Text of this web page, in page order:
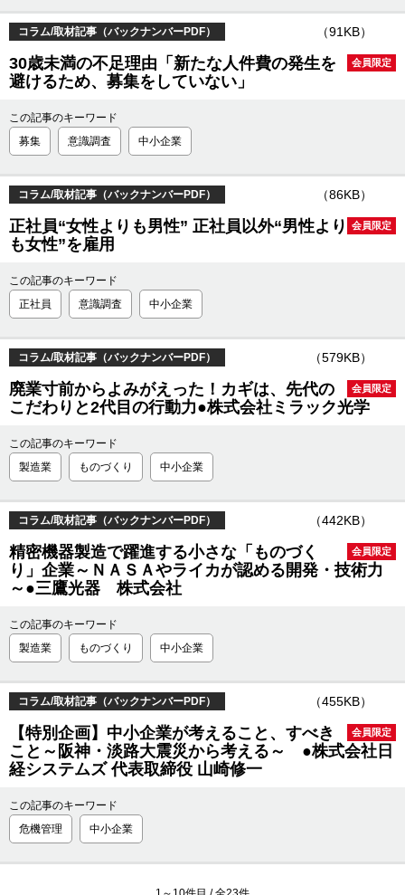
コラム/取材記事（バックナンバーPDF） （91KB）
会員限定
30歳未満の不足理由「新たな人件費の発生を
避けるため、募集をしていない」
この記事のキーワード
募集
意識調査 中小企業
コラム/取材記事（バックナンバーPDF） （86KB）
会員限定
正社員“女性よりも男性” 正社員以外“男性より
も女性”を雇用
この記事のキーワード
正社員
意識調査 中小企業
コラム/取材記事（バックナンバーPDF） （579KB）
会員限定
廃業寸前からよみがえった！カギは、先代の
こだわりと2代目の行動力●株式会社ミラック光学
この記事のキーワード
製造業
ものづくり 中小企業
コラム/取材記事（バックナンバーPDF） （442KB）
会員限定
精密機器製造で躍進する小さな「ものづく
り」企業～ＮＡＳＡやライカが認める開発・技術力
～●三鷹光器 株式会社
この記事のキーワード
製造業
ものづくり 中小企業
コラム/取材記事（バックナンバーPDF） （455KB）
会員限定
【特別企画】中小企業が考えること、すべき
こと～阪神・淡路大震災から考える～ ●株式会社日
経システムズ 代表取締役 山崎修一
この記事のキーワード
危機管理
中小企業